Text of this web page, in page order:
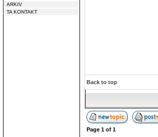
ARKIV
TA KONTAKT
Back to top
Page 1 of 1